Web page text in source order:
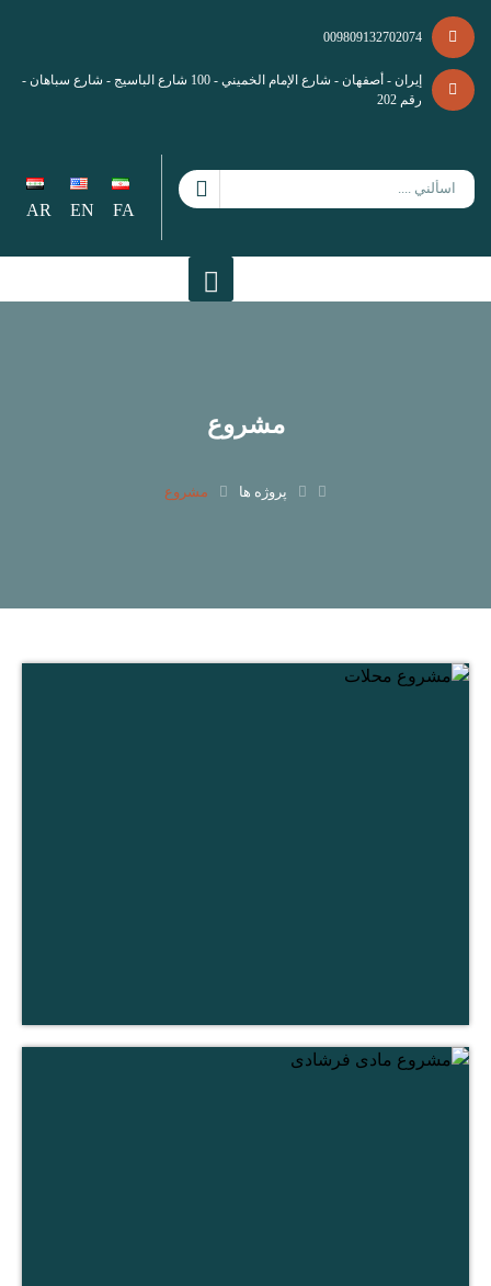
009809132702074
إيران - أصفهان - شارع الإمام الخميني - 100 شارع الباسيج - شارع سباهان -
رقم 202
FA
EN
AR
مشروع
پروژه ها مشروع